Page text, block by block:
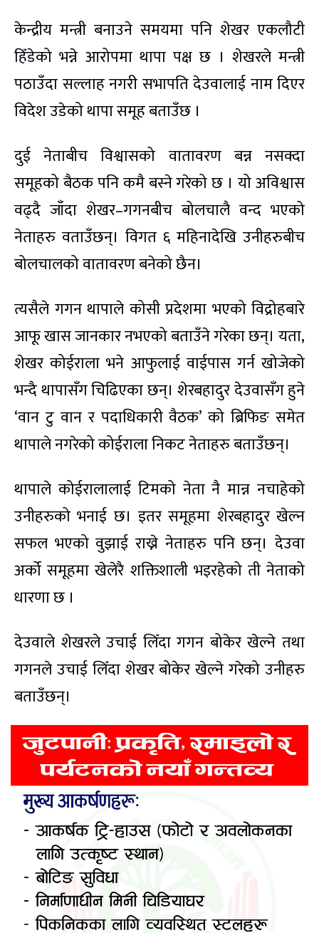
केन्द्रीय मन्त्री बनाउने समयमा पनि शेखर एकलौटी
हिँडेको भन्ने आरोपमा थापा पक्ष छ । शेखरले मन्त्री
पठाउँदा सल्लाह नगरी सभापति देउवालाई नाम दिएर
विदेश उडेको थापा समूह बताउँछ ।
दुई नेताबीच विश्वासको वातावरण बन्न नसक्दा
समूहको बैठक पनि कमै बस्ने गरेको छ । यो अविश्वास
वढ्दै जाँदा शेखर–गगनबीच बोलचालै वन्द भएको
नेताहरु वताउँछन्। विगत ६ महिनादेखि उनीहरुबीच
बोलचालको वातावरण बनेको छैन।
त्यसैले गगन थापाले कोसी प्रदेशमा भएको विद्रोहबारे
आफू खास जानकार नभएको बताउँने गरेका छन्। यता,
शेखर कोईराला भने आफुलाई वाईपास गर्न खोजेको
भन्दै थापासँग चिढिएका छन्। शेरबहादुर देउवासँग हुने
‘वान टु वान र पदाधिकारी वैठक’ को ब्रिफिङ समेत
थापाले नगरेको कोईराला निकट नेताहरु बताउँछन्।
थापाले कोईरालालाई टिमको नेता नै मान्न नचाहेको
उनीहरुको भनाई छ। इतर समूहमा शेरबहादुर खेल्न
सफल भएको वुझाई राख्ने नेताहरु पनि छन्। देउवा
अर्को समूहमा खेलेरै शक्तिशाली भइरहेको ती नेताको
धारणा छ ।
देउवाले शेखरले उचाई लिँदा गगन बोकेर खेल्ने तथा
गगनले उचाई लिँदा शेखर बोकेर खेल्ने गरेको उनीहरु
बताउँछन्।